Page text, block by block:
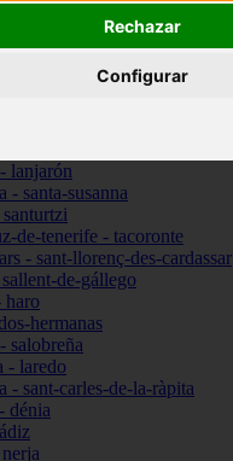
Rechazar
Configurar
lanjarón
- santa-susanna
de-tenerife - tacoronte
- sant-llorenç-des-cardassar
de-gállego
haro
hermanas
salobreña
- laredo
- sant-carles-de-la-ràpita
dénia